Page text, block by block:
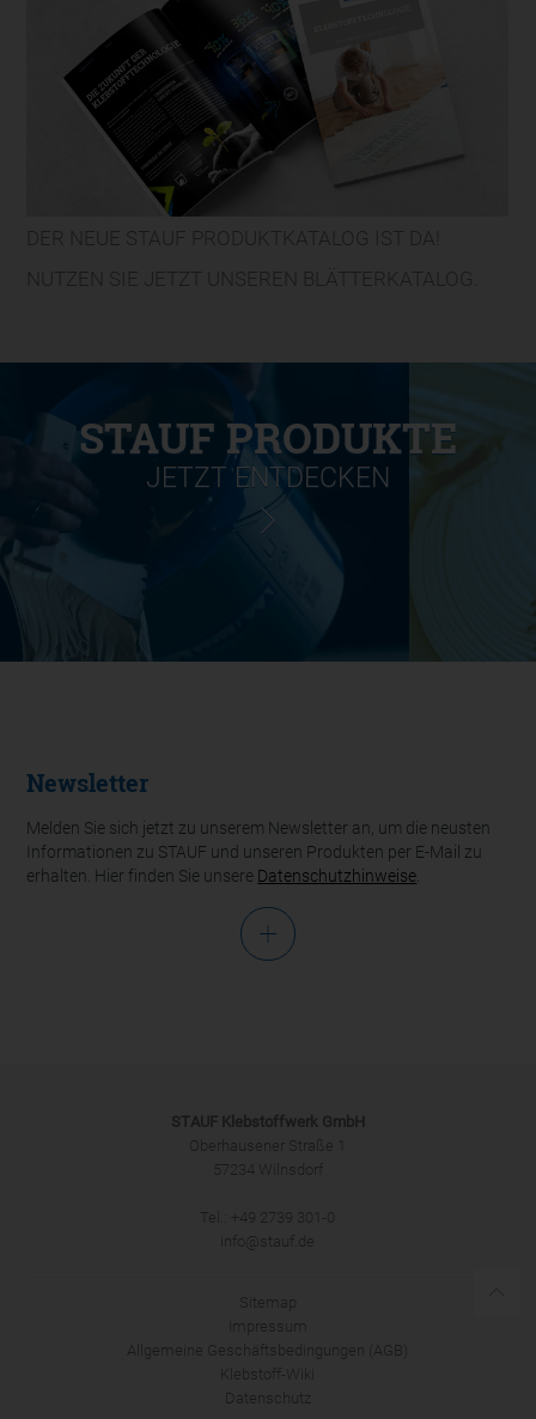
STAUF PRODUKTE
JETZT ENTDECKEN
Newsletter
Melden Sie sich jetzt zu unserem Newsletter an, um die neusten
Informationen zu STAUF und unseren Produkten per E-Mail zu
erhalten. Hier finden Sie unsere Datenschutzhinweise.
STAUF Klebstoffwerk GmbH
Oberhausener Straße 1
57234 Wilnsdorf
Tel.: +49 2739 301-0
info@stauf.de
Sitemap
Impressum
Allgemeine Geschäftsbedingungen (AGB)
Klebstoff-Wiki
Datenschutz